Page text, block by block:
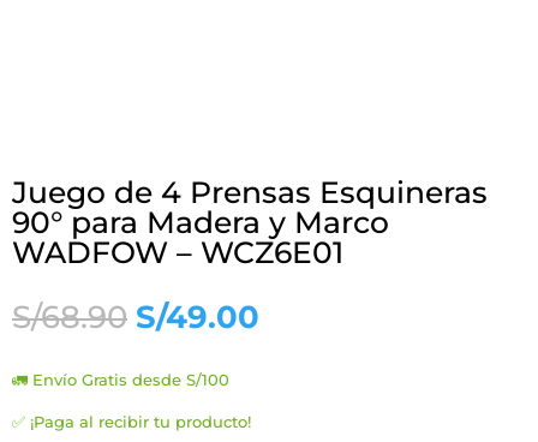
Juego de 4 Prensas Esquineras
90° para Madera y Marco
WADFOW – WCZ6E01
S/68.90 El
precio
original
era:
S/68.90.
S/49.00
🚛 Envío Gratis desde S/100
✅ ¡Paga al recibir tu producto!